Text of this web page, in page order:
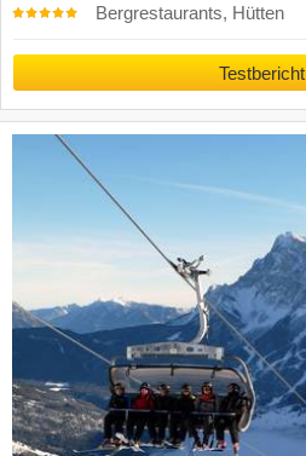
Bergrestaurants, Hütten
Testbericht